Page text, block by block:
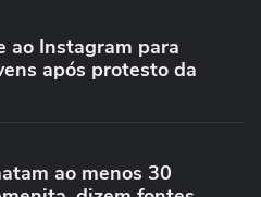
ao Instagram para
após protesto da
ao menos 30